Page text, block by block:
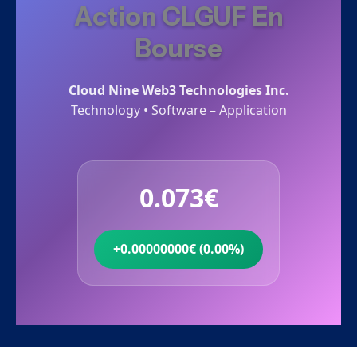
Action CLGUF En
Bourse
Cloud Nine Web3 Technologies Inc.
Technology • Software – Application
0.073€
+0.00000000€ (0.00%)